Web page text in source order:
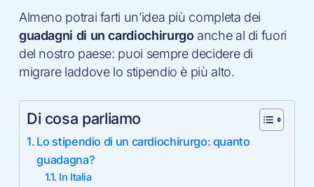
Almeno potrai farti un’idea più completa dei
guadagni di un cardiochirurgoanche al di fuori
del nostro paese: puoi sempre decidere di
migrare laddove lo stipendio è più alto.
Di cosa parliamo
Lo stipendio di un cardiochirurgo: quanto
guadagna?
In Italia